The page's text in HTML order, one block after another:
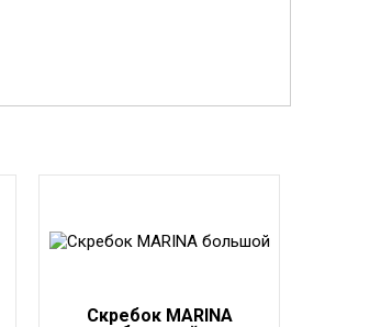
Скребок MARINA